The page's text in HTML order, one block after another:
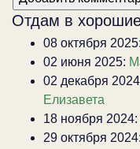
Отдам в
08 октября 2025:
02 июня 2025:
02 декабря
Елизавета
18 ноября 2024:
29 октября 2024: